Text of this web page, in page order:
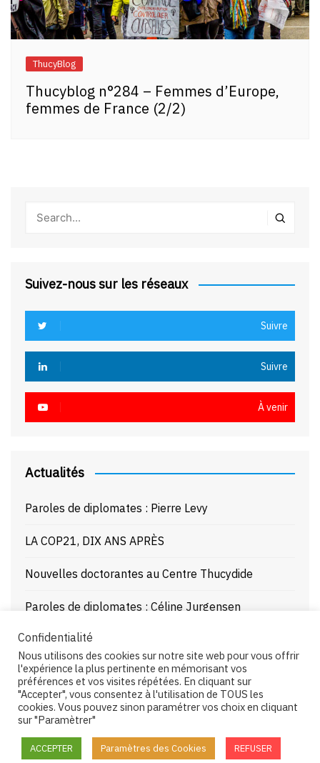
ThucyBlog
Thucyblog n°284 – Femmes d’Europe,
femmes de France (2/2)
Suivez-nous sur les réseaux
Suivre
Suivre
À venir
Actualités
Paroles de diplomates : Pierre Levy
LA COP21, DIX ANS APRÈS
Nouvelles doctorantes au Centre Thucydide
Paroles de diplomates : Céline Jurgensen
Journée d’étude : La Mer Noire enjeux stratégiques
et juridiques – 21/10/25
Copyright © 2026 Centre Thucydide. All rights reserved.
Confidentialité
Nous utilisons des cookies sur notre site web pour vous offrir
l'expérience la plus pertinente en mémorisant vos
préférences et vos visites répétées. En cliquant sur
"Accepter", vous consentez à l'utilisation de TOUS les
cookies. Vous pouvez sinon paramétrer vos choix en cliquant
sur "Paramètrer"
ACCEPTER Paramètres des Cookies REFUSER